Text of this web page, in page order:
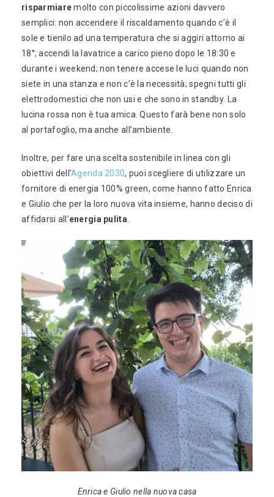
risparmiaremolto con piccolissime azioni davvero
semplici: non accendere il riscaldamento quando c’è il
sole e tienilo ad una temperatura che si aggiri attorno ai
18°; accendi la lavatrice a carico pieno dopo le 18:30 e
durante i weekend; non tenere accese le luci quando non
siete in una stanza e non c’è la necessità; spegni tutti gli
elettrodomestici che non usi e che sono in standby. La
lucina rossa non è tua amica. Questo farà bene non solo
al portafoglio, ma anche all’ambiente.
Inoltre, per fare una scelta sostenibile in linea con gli
obiettivi dell’Agenda 2030, puoi scegliere di utilizzare un
fornitore di energia 100% green, come hanno fatto Enrica
e Giulio che per la loro nuova vita insieme, hanno deciso di
affidarsi all’energia pulita
Enrica e Giulio nella nuova casa